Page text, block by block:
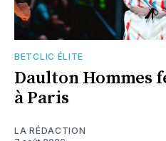
BETCLIC ÉLITE
Daulton Hommes
à Paris
LA RÉDACTION